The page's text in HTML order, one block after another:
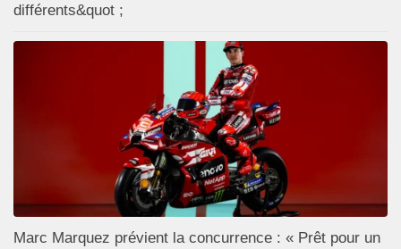
différents&quot ;
Marc Marquez prévient la concurrence : « Prêt pour un